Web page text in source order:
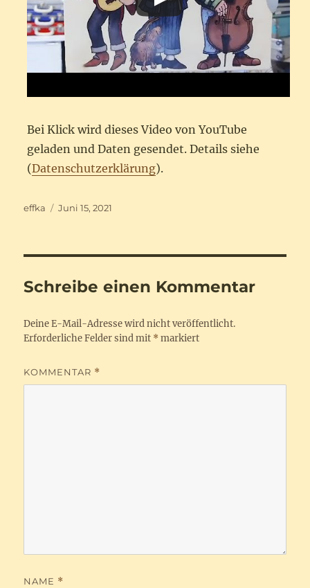
Bei Klick wird dieses Video von YouTube
geladen und Daten gesendet. Details siehe
(Datenschutzerklärung).
Autor
effka
Veröffentlicht
Juni 15, 2021
Schreibe einen Kommentar
Deine E-Mail-Adresse wird nicht veröffentlicht.
Erforderliche Felder sind mit * markiert
KOMMENTAR *
NAME *